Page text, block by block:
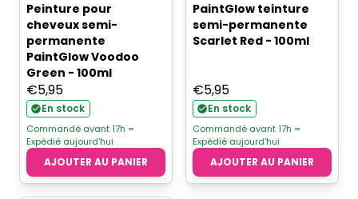
Peinture pour
cheveux semi-
permanente
PaintGlow Voodoo
Green - 100ml
€5,95
En stock
Commandé avant 17h =
Expédié aujourd'hui
AJOUTER AU PANIER
PaintGlow teinture
semi-permanente
Scarlet Red - 100ml
€5,95
En stock
Commandé avant 17h =
Expédié aujourd'hui
AJOUTER AU PANIER